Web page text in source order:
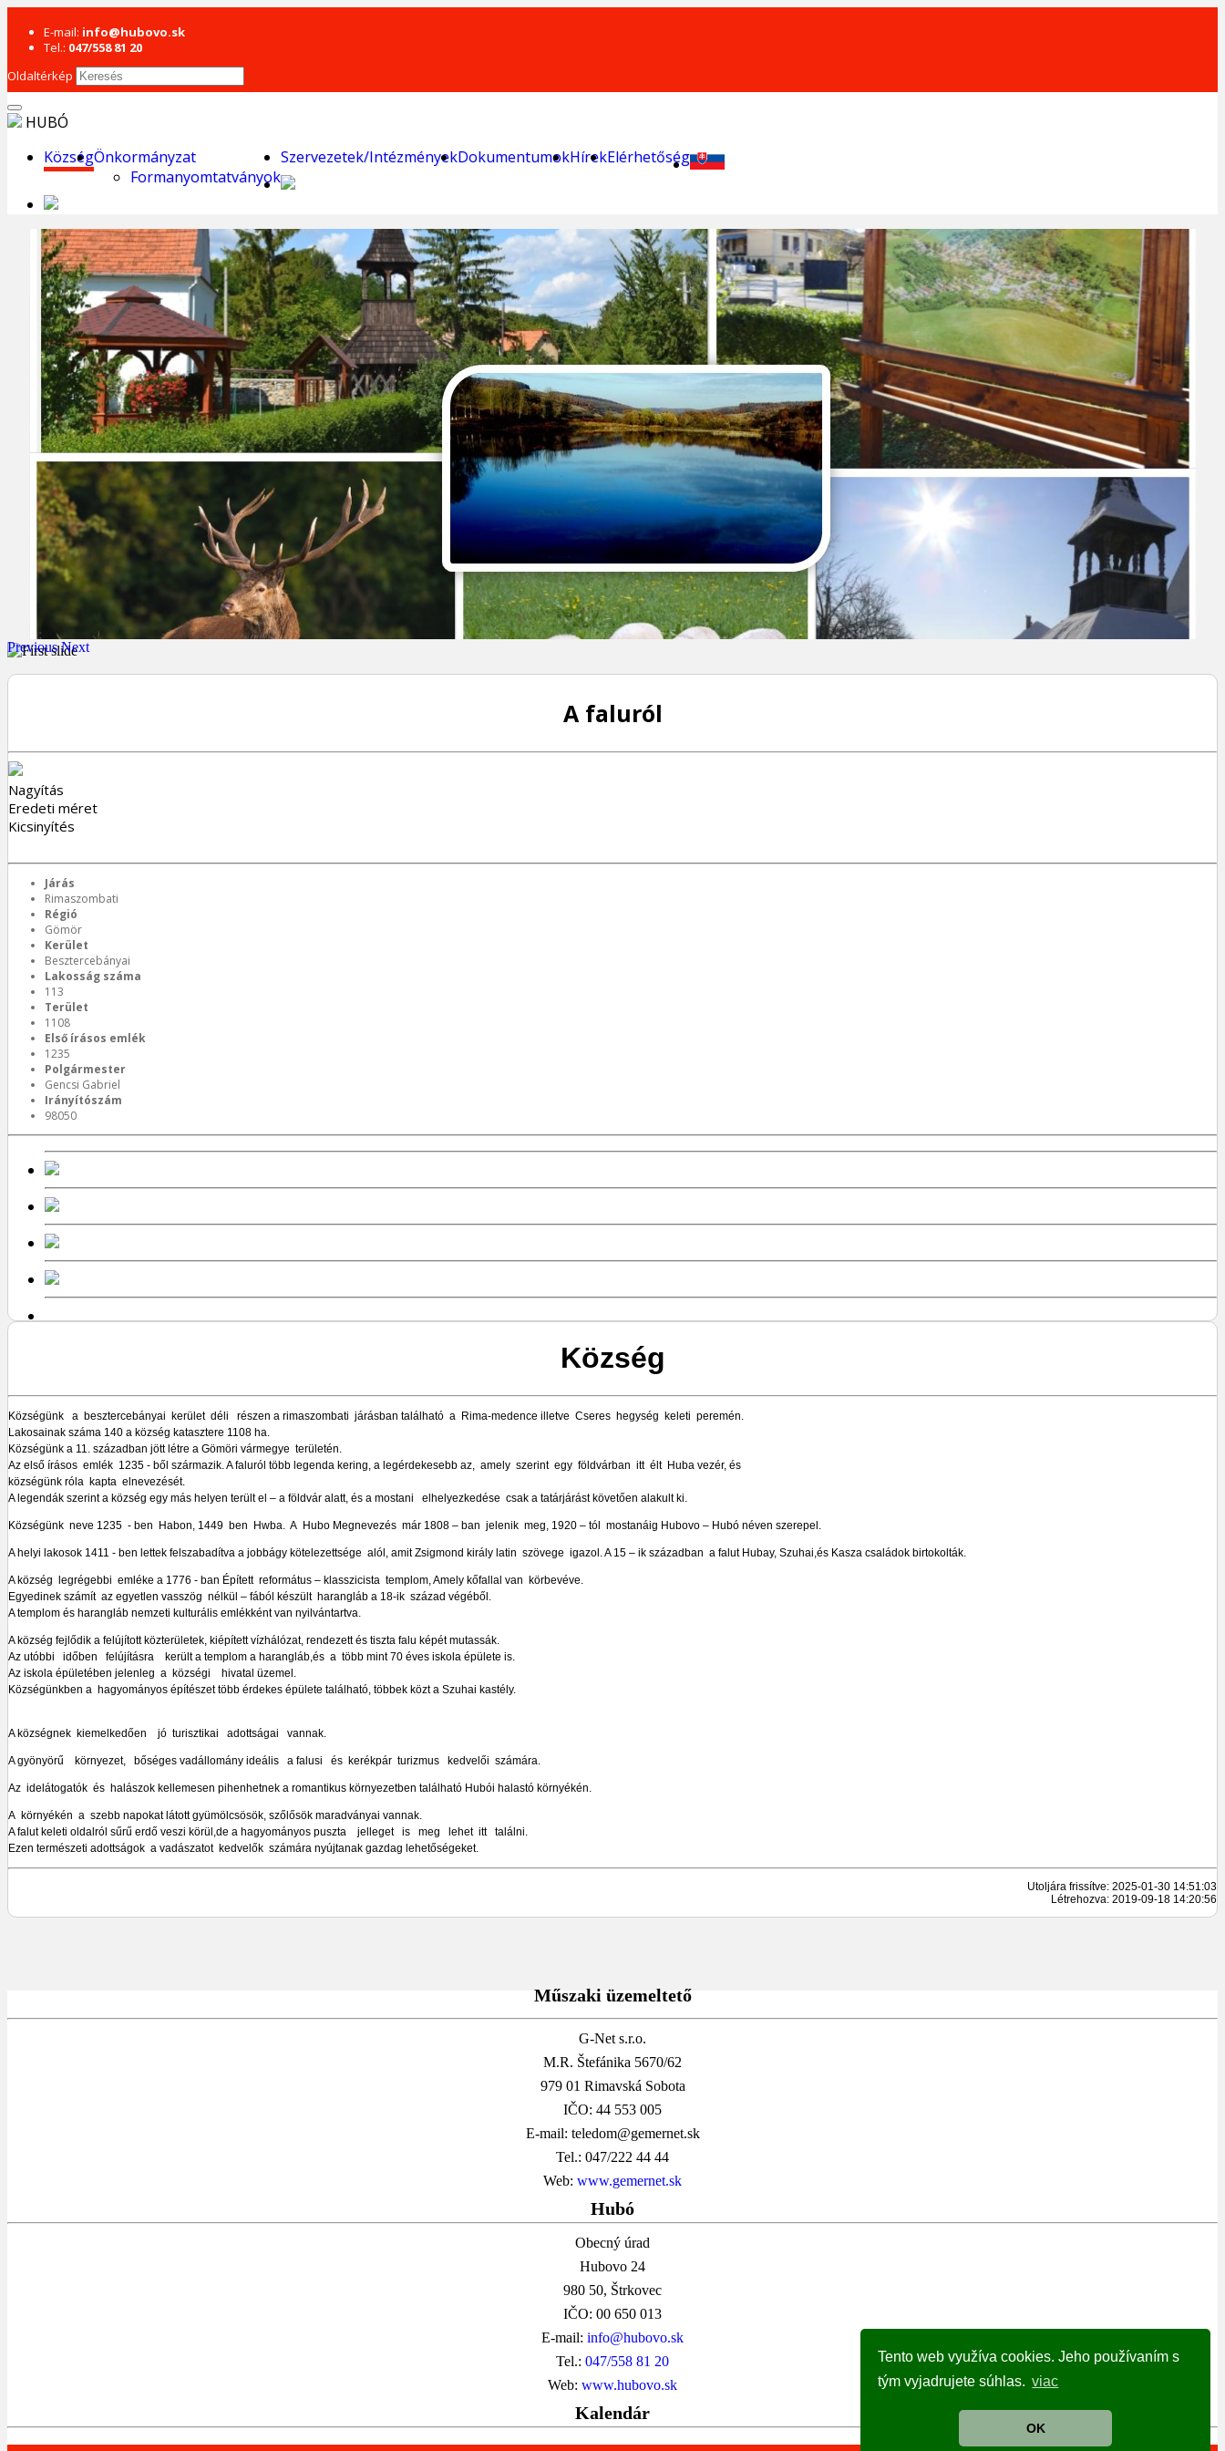
Tento web využíva cookies. Jeho používaním s
tým vyjadrujete súhlas. viac
OK
E-mail: info@hubovo.sk
Tel.: 047/558 81 20
Oldaltérkép
HUBÓ
KözségÖnkormányzat
Formanyomtatványok
Szervezetek/IntézményekDokumentumokHírekElérhetőség
Previous Next
A faluról
Nagyítás
Eredeti méret
Kicsinyítés
Járás
Rimaszombati
Régió
Gömör
Kerület
Besztercebányai
Lakosság száma
113
Terület
1108
Első írásos emlék
1235
Polgármester
Gencsi Gabriel
Irányítószám
98050
Község
Községünk a besztercebányai kerület déli részen a rimaszombati járásban található a Rima-medence illetve Cseres hegység keleti peremén.
Lakosainak száma 140 a község katasztere 1108 ha.
Községünk a 11. században jött létre a Gömöri vármegye területén.
Az első írásos emlék 1235 - ből származik. A faluról több legenda kering, a legérdekesebb az, amely szerint egy földvárban itt élt Huba vezér, és
községünk róla kapta elnevezését.
A legendák szerint a község egy más helyen terült el – a földvár alatt, és a mostani elhelyezkedése csak a tatárjárást követően alakult ki.
Községünk neve 1235 - ben Habon, 1449 ben Hwba. A Hubo Megnevezés már 1808 – ban jelenik meg, 1920 – tól mostanáig Hubovo – Hubó néven szerepel.
A helyi lakosok 1411 - ben lettek felszabadítva a jobbágy kötelezettsége alól, amit Zsigmond király latin szövege igazol. A 15 – ik században a falut Hubay, Szuhai,és Kasza családok birtokolták.
A község legrégebbi emléke a 1776 - ban Épített református – klasszicista templom, Amely kőfallal van körbevéve.
Egyedinek számít az egyetlen vasszög nélkül – fából készült harangláb a 18-ik század végéből.
A templom és harangláb nemzeti kulturális emlékként van nyilvántartva.
A község fejlődik a felújított közterületek, kiépített vízhálózat, rendezett és tiszta falu képét mutassák.
Az utóbbi időben felújításra került a templom a harangláb,és a több mint 70 éves iskola épülete is.
Az iskola épületében jelenleg a községi hivatal üzemel.
Községünkben a hagyományos építészet több érdekes épülete található, többek közt a Szuhai kastély.
A községnek kiemelkedően jó turisztikai adottságai vannak.
A gyönyörű környezet, bőséges vadállomány ideális a falusi és kerékpár turizmus kedvelői számára.
Az idelátogatók és halászok kellemesen pihenhetnek a romantikus környezetben található Hubói halastó környékén.
A környékén a szebb napokat látott gyümölcsösök, szőlősök maradványai vannak.
A falut keleti oldalról sűrű erdő veszi körül,de a hagyományos puszta jelleget is meg lehet itt találni.
Ezen természeti adottságok a vadászatot kedvelők számára nyújtanak gazdag lehetőségeket.
Utoljára frissítve: 2025-01-30 14:51:03
Létrehozva: 2019-09-18 14:20:56
Műszaki üzemeltető
G-Net s.r.o.
M.R. Štefánika 5670/62
979 01 Rimavská Sobota
IČO: 44 553 005
E-mail: teledom@gemernet.sk
Tel.: 047/222 44 44
Web: www.gemernet.sk
Hubó
Obecný úrad
Hubovo 24
980 50, Štrkovec
IČO: 00 650 013
E-mail: info@hubovo.sk
Tel.: 047/558 81 20
Web: www.hubovo.sk
Kalendár